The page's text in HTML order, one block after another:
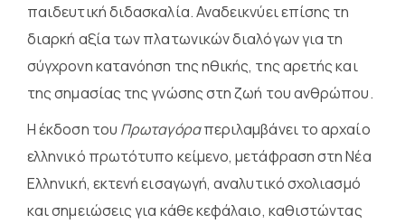
παιδευτική διδασκαλία. Αναδεικνύει επίσης τη
διαρκή αξία των πλατωνικών διαλόγων για τη
σύγχρονη κατανόηση της ηθικής, της αρετής και
της σημασίας της γνώσης στη ζωή του ανθρώπου.
Η έκδοση του Πρωταγόραπεριλαμβάνει το αρχαίο
ελληνικό πρωτότυπο κείμενο, μετάφραση στη Νέα
Ελληνική, εκτενή εισαγωγή, αναλυτικό σχολιασμό
και σημειώσεις για κάθε κεφάλαιο, καθιστώντας